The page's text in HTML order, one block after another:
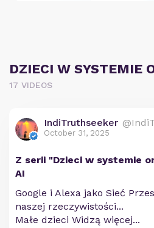
DZIECI W SYSTEMIE
17 VIDEOS
IndiTruthseeker
October 31, 2025
Z serii "Dzieci w systemie
AI
Google i Alexa jako Sieć
naszej rzeczywistości...
Małe dzieci Widzą więcej...